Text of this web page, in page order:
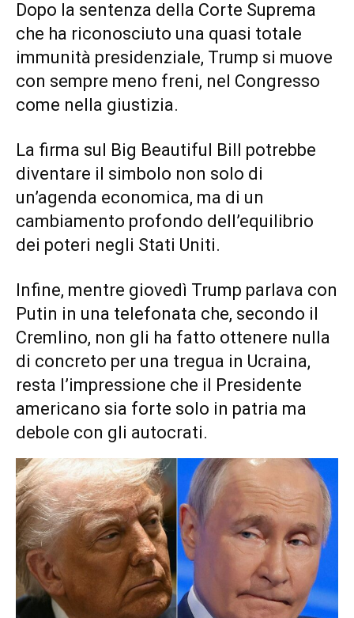
Dopo la sentenza della Corte Suprema
che ha riconosciuto una quasi totale
immunità presidenziale, Trump si muove
con sempre meno freni, nel Congresso
come nella giustizia.
La firma sul Big Beautiful Bill potrebbe
diventare il simbolo non solo di
un’agenda economica, ma di un
cambiamento profondo dell’equilibrio
dei poteri negli Stati Uniti.
Infine, mentre giovedì Trump parlava con
Putin in una telefonata che, secondo il
Cremlino, non gli ha fatto ottenere nulla
di concreto per una tregua in Ucraina,
resta l’impressione che il Presidente
americano sia forte solo in patria ma
debole con gli autocrati.